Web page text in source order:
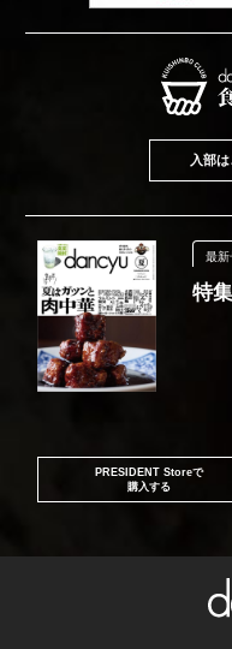
入部
最新
特
PRESIDENT Storeで
購入する